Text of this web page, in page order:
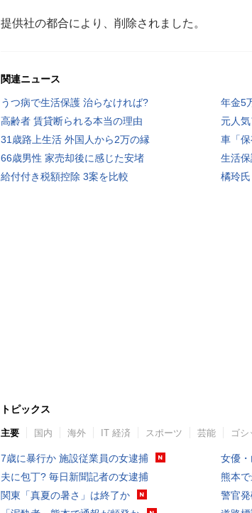
提供社の都合により、削除されました。
関連ニュース
うつ病で生活保護 治らなければ?
年金5
高齢者 賃貸断られる本当の理由
元人
31歳路上生活 外国人から2万の縁
車「
66歳男性 家売却後に感じた安堵
生活
給付付き税額控除 3案を比較
橘玲
トピックス
主要 国内 海外 IT 経済 スポーツ 芸能 ゴシ
7歳に暴行か 施設従業員の女逮捕
夫に包丁? 毎日新聞記者の女逮捕
関東「真夏の暑さ」は終了か
女優
熊本
警官